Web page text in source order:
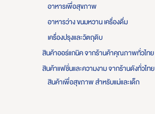
อาหารเพื่อสุขภาพ
อาหารว่าง ขนมหวาน เครื่องดื่ม
เครื่องปรุงและวัตถุดิบ
สินค้าออร์แกนิค จากร้านค้าคุณภาพทั่วไทย
สินค้าแฟชั่นและความงาม จากร้านดังทั่วไทย
สินค้าเพื่อสุขภาพ สำหรับแม่และเด็ก